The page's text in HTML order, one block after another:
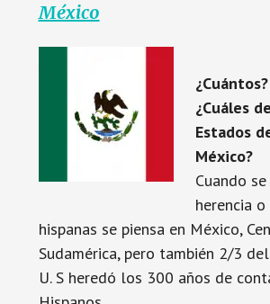
México
¿Cuántos?
¿Cuáles
Estados
México?
Cuando
herencia
hispanas se piensa en México,
Sudamérica, pero también 2/3
U. S heredó los 300 años de